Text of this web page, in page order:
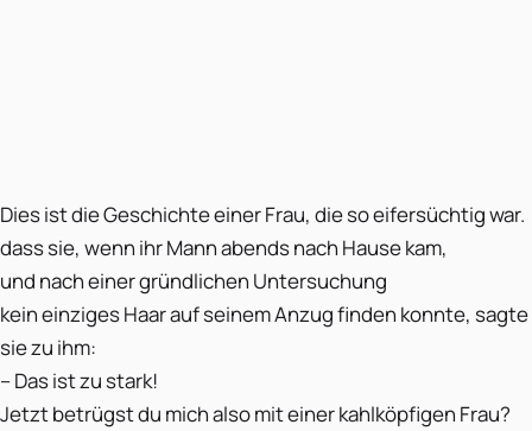
Dies ist die Geschichte einer Frau, die so eifersüchtig war.
dass sie, wenn ihr Mann abends nach Hause kam,
und nach einer gründlichen Untersuchung
kein einziges Haar auf seinem Anzug finden konnte, sagte
sie zu ihm:
– Das ist zu stark!
Jetzt betrügst du mich also mit einer kahlköpfigen Frau?